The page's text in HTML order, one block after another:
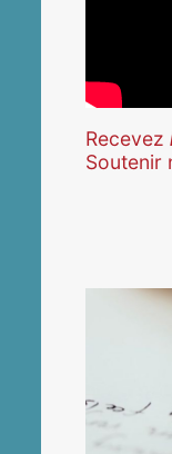
Recevez
Soutenir